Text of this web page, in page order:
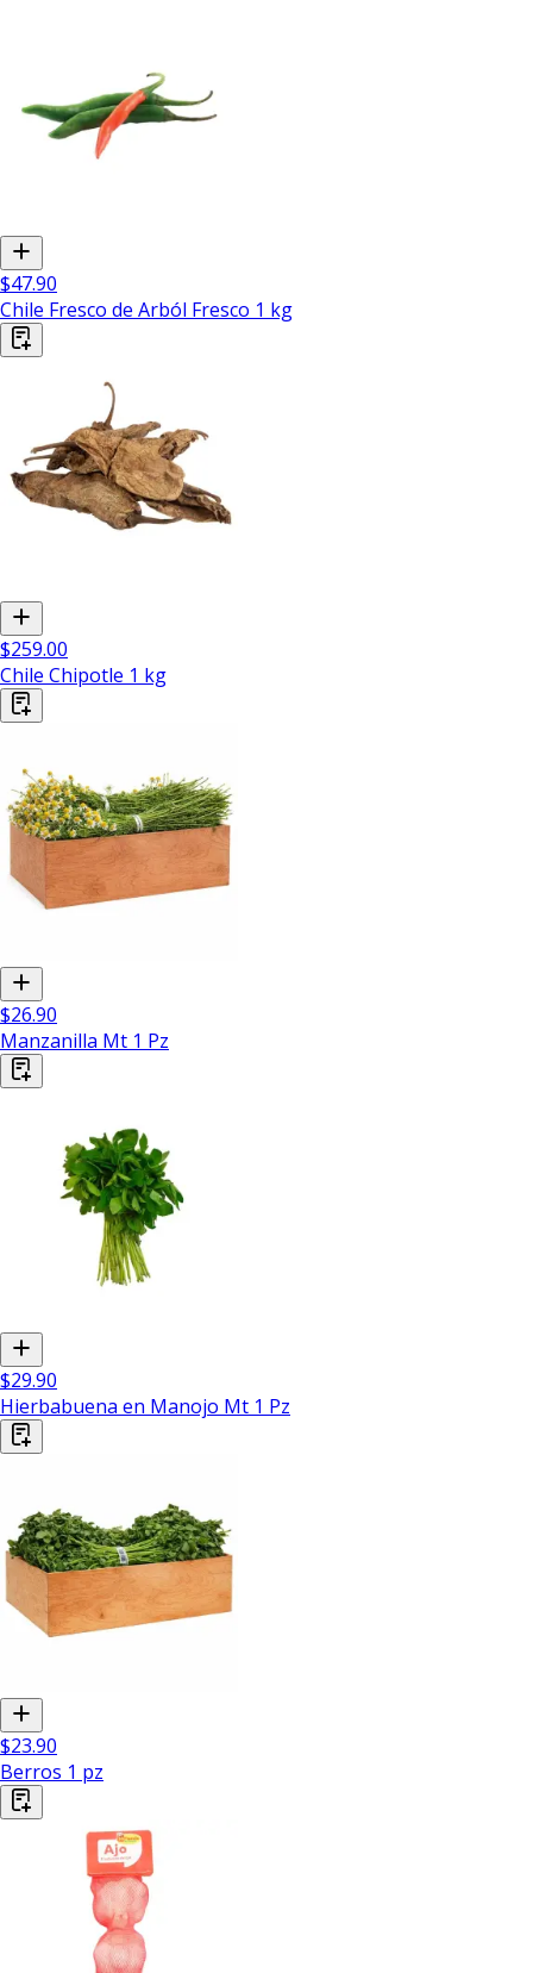
$47.90
Chile Fresco de Arból Fresco 1 kg
$259.00
Chile Chipotle 1 kg
$26.90
Manzanilla Mt 1 Pz
$29.90
Hierbabuena en Manojo Mt 1 Pz
$23.90
Berros 1 pz